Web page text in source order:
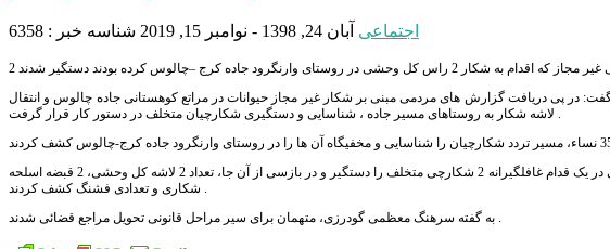
اجتماعی آبان 24, 1398 - نوامبر 15, 2019 شناسه خبر : 6358
در پی دریافت گزارش های مردمی مبنی بر شکار غیر مجاز حیوانات در مراتع کوهستانی جاده چالوس و انتقال
لاشه شکار به روستاهای مسیر جاده ، شناسایی و دستگیری شکارچیان متخلف در دستور کار قرار گرفت .
این مقام انتظامی گفت: ماموران به مخفیگاه آن ها اعزام و با رعایت موارد امنیتی و حفاظتی در یک قدام غافلگیرانه 2 شکارچی متخلف را دستگیر و در بازسی از آن جا، تعداد 2 لاشه کل وحشی، 2 قبضه اسلحه
شکاری و تعدادی فشنگ کشف کردند .
به گفته سرهنگ معظمی گودرزی، متهمان برای سیر مراحل قانونی تحویل مراجع قضائی شدند .